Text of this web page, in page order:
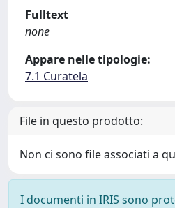
Fulltext
none
Appare nelle tipologie:
7.1 Curatela
File in questo prodotto:
Non ci sono file associati a
I documenti in IRIS sono